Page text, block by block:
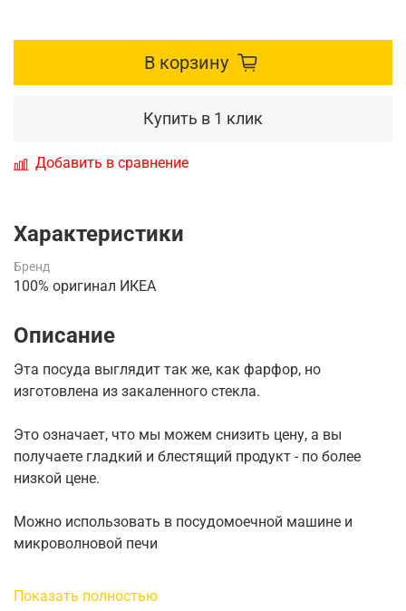
В корзину
Купить в 1 клик
Добавить в сравнение
Характеристики
Бренд
100% оригинал ИКЕА
Описание
Эта посуда выглядит так же, как фарфор, но
изготовлена из закаленного стекла.
Это означает, что мы можем снизить цену, а вы
получаете гладкий и блестящий продукт - по более
низкой цене.
Можно использовать в посудомоечной машине и
микроволновой печи
Изготовлена из закаленного стекла-прочного
Показать полностью